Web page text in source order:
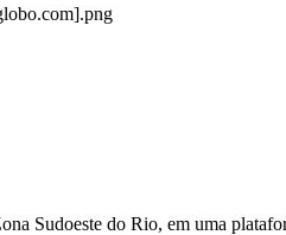
Sudoeste do Rio, em uma